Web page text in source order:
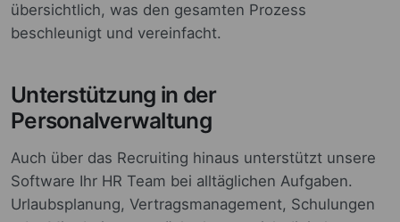
übersichtlich, was den gesamten Prozess
beschleunigt und vereinfacht.
Unterstützung in der
Personalverwaltung
Auch über das Recruiting hinaus unterstützt unsere
Software Ihr HR Team bei alltäglichen Aufgaben.
Urlaubsplanung, Vertragsmanagement, Schulungen